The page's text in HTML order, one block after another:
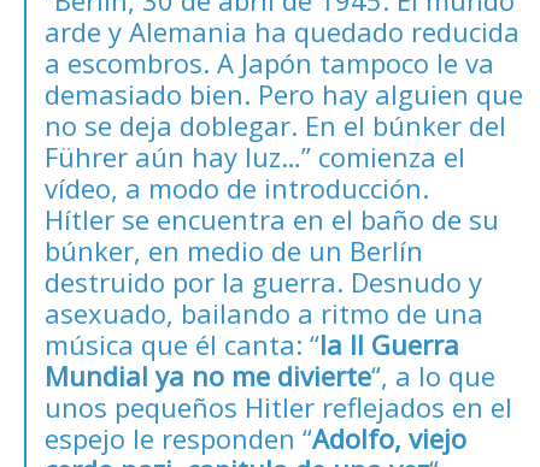
arde y Alemania ha quedado reducida
a escombros. A Japón tampoco le va
demasiado bien. Pero hay alguien que
no se deja doblegar. En el búnker del
Führer aún hay luz…” comienza el
vídeo, a modo de introducción.
Hítler se encuentra en el baño de su
búnker, en medio de un Berlín
destruido por la guerra. Desnudo y
asexuado, bailando a ritmo de una
música que él canta: “la II Guerra
Mundial ya no me divierte“, a lo que
unos pequeños Hitler reflejados en el
espejo le responden “Adolfo, viejo